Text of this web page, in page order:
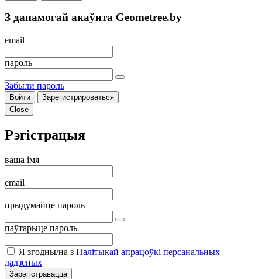
З дапамогай акаўнта Geometree.by
email
пароль
Забыли пароль
Войти
Зарегистрироваться
Close
Рэгістрацыя
ваша імя
email
прыдумайце пароль
паўтарыце пароль
Я згодны/на з Палітыкай апрацоўкі персанальных
дадзеных
Зарэгістравацца